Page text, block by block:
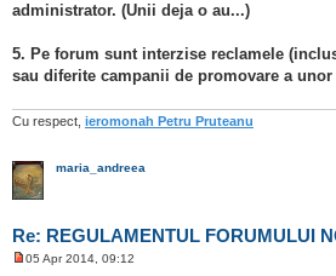
administrator. (Unii deja o au...)
5. Pe forum sunt interzise reclamele
sau diferite campanii de promovare a
Cu respect, ieromonah Petru Pruteanu
maria_andreea
Re: REGULAMENTUL FORUMULUI
05 Apr 2014, 09:12